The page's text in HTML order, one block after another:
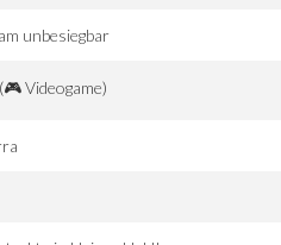
unbesiegbar
Videogame)